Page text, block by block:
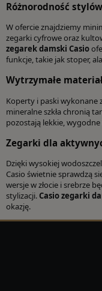
Różnorodność
W ofercie znajdziemy
zegarki cyfrowe oraz
zegarek damski Casio
funkcje, takie jak stoper,
Wytrzymałe
Koperty i paski wykonane
mineralne szkła chronią
pozostają lekkie,
Zegarki dla
Dzięki wysokiej
Casio świetnie sprawdzą
wersje w złocie i srebrze
stylizacji.Casio zegarki
okazję.